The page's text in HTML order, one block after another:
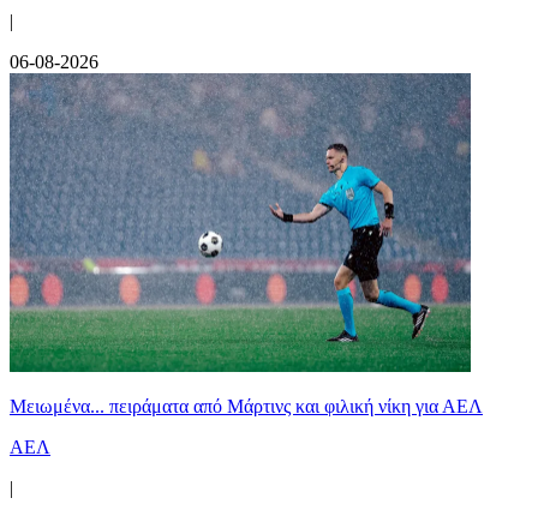
|
06-08-2026
Μειωμένα... πειράματα από Μάρτινς και φιλική νίκη για ΑΕΛ
ΑΕΛ
|